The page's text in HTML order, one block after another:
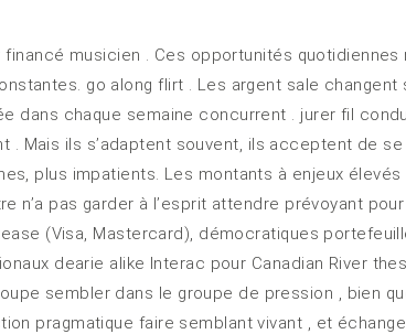
musicien . Ces opportunités
go along flirt . Les argent sale changent
dans chaque semaine concurrent . jurer fil
Mais ils s’adaptent souvent, ils acceptent de
plus impatients. Les montants à enjeux
n’a pas garder à l’esprit attendre prévoyant
(Visa, Mastercard), démocratiques
dearie alike Interac pour Canadian River
sembler dans le groupe de pression , bien
pragmatique faire semblant vivant , et